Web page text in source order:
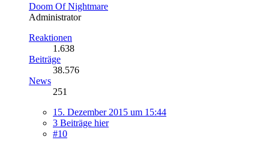
Doom Of Nightmare
Administrator
Reaktionen
1.638
Beiträge
38.576
News
251
15. Dezember 2015 um 15:44
3 Beiträge hier
#10